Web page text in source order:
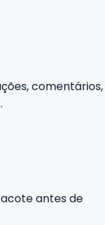
comentários,
antes de